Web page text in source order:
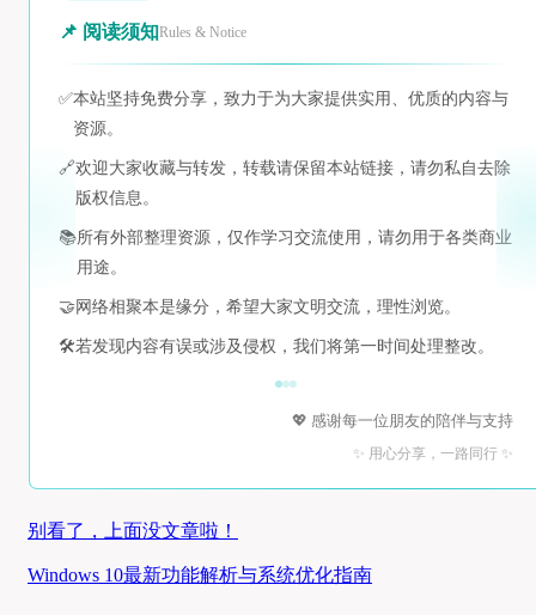
📌 阅读须知Rules & Notice
✅本站坚持免费分享，致力于为大家提供实用、优质的内容与
资源。
🔗欢迎大家收藏与转发，转载请保留本站链接，请勿私自去除
版权信息。
📚所有外部整理资源，仅作学习交流使用，请勿用于各类商业
用途。
🤝 网络相聚本是缘分，希望大家文明交流，理性浏览。
🛠️若发现内容有误或涉及侵权，我们将第一时间处理整改。
💖 感谢每一位朋友的陪伴与支持
✨ 用心分享，一路同行 ✨
别看了，上面没文章啦！
Windows 10最新功能解析与系统优化指南